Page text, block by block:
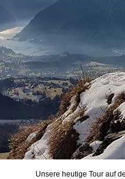
Unsere heutige Tour auf